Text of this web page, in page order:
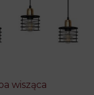
wisząca